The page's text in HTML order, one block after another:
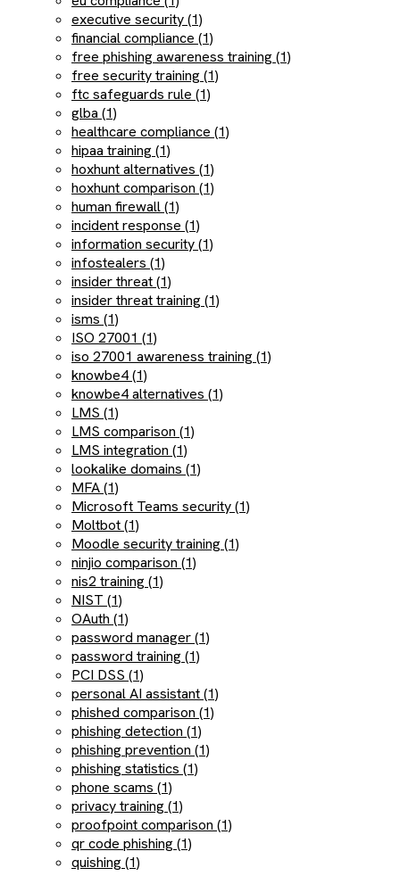
executive security (1)
financial compliance (1)
free phishing awareness training (1)
free security training (1)
ftc safeguards rule (1)
glba (1)
healthcare compliance (1)
hipaa training (1)
hoxhunt alternatives (1)
hoxhunt comparison (1)
human firewall (1)
incident response (1)
information security (1)
infostealers (1)
insider threat (1)
insider threat training (1)
isms (1)
ISO 27001 (1)
iso 27001 awareness training (1)
knowbe4 (1)
knowbe4 alternatives (1)
LMS (1)
LMS comparison (1)
LMS integration (1)
lookalike domains (1)
MFA (1)
Microsoft Teams security (1)
Moltbot (1)
Moodle security training (1)
ninjio comparison (1)
nis2 training (1)
NIST (1)
OAuth (1)
password manager (1)
password training (1)
PCI DSS (1)
personal AI assistant (1)
phished comparison (1)
phishing detection (1)
phishing prevention (1)
phishing statistics (1)
phone scams (1)
privacy training (1)
proofpoint comparison (1)
qr code phishing (1)
quishing (1)